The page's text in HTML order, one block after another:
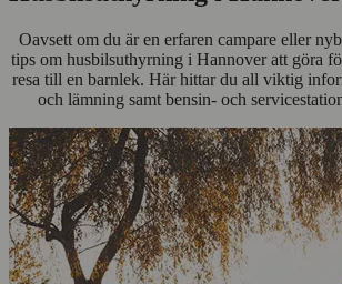
Oavsett om du är en erfaren campare eller
tips om husbilsuthyrning i Hannover att göra
resa till en barnlek. Här hittar du all viktig
och lämning samt bensin- och